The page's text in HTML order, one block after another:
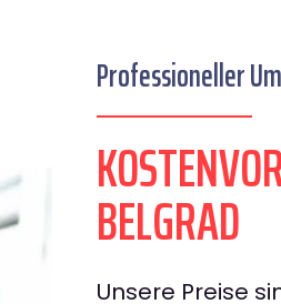
Professioneller
BELGRAD
Unsere Preise